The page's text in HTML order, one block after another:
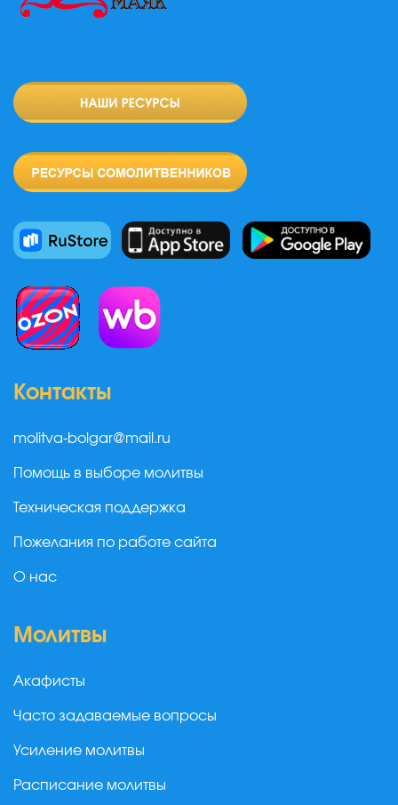
Контакты
molitva-bolgar@mail.ru
Помощь в выборе молитвы
Техническая поддержка
Пожелания по работе сайта
О нас
Молитвы
Акафисты
Часто задаваемые вопросы
Усиление молитвы
Расписание молитвы